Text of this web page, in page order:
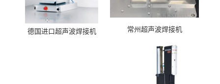
德国进口超声波焊接机 常州超声波焊接机